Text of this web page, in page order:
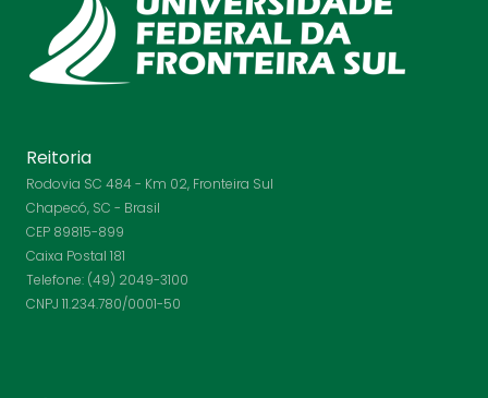
Reitoria
Rodovia SC 484 - Km 02, Fronteira Sul
Chapecó, SC - Brasil
CEP 89815-899
Caixa Postal 181
Telefone: (49) 2049-3100
CNPJ 11.234.780/0001-50